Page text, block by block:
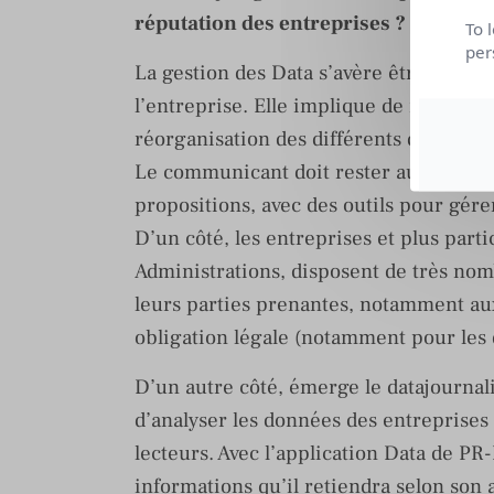
réputation des entreprises ?
La gestion des Data s’avère être une
l’entreprise. Elle implique de revoir
réorganisation des différents
Le communicant doit rester au
propositions, avec des outils pour
D’un côté, les entreprises et plus
Administrations, disposent de très
leurs parties prenantes, notamment
obligation légale (notamment pour les
D’un autre côté, émerge le
d’analyser les données des
lecteurs. Avec l’application Data de
informations qu’il retiendra selon son
To